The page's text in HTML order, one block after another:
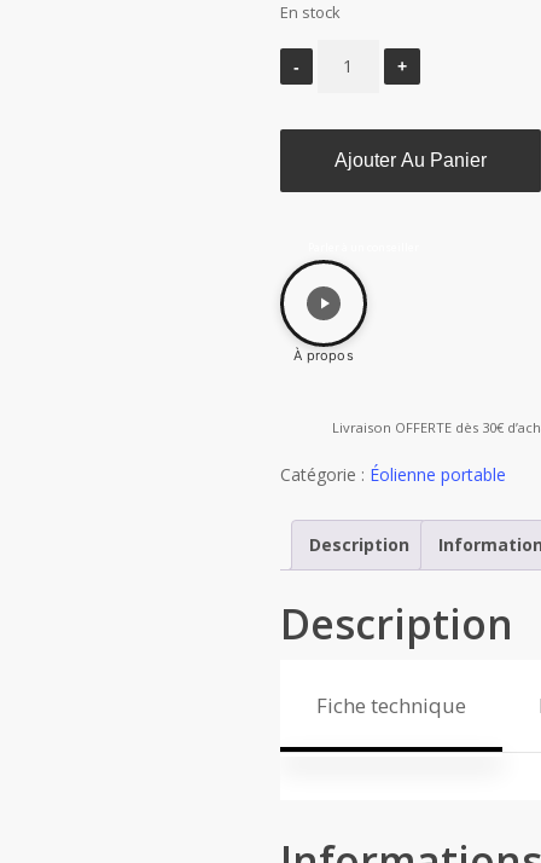
En stock
Ajouter Au Panier
À propos
Livraison OFFERTE dès 30€
Catégorie : Éolienne portable
Description
Description
Fiche technique
Certification : CE